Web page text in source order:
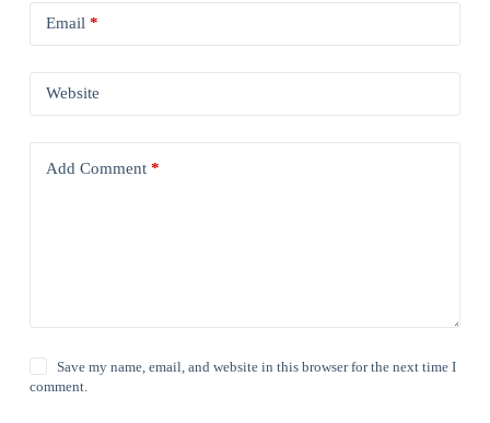
Email *
Website
Add Comment*
Save my name, email, and website in this browser for the next time I
comment.